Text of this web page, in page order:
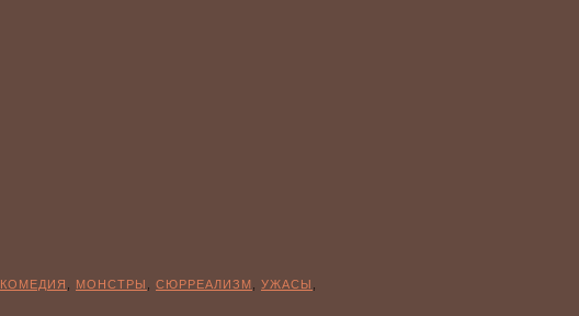
КОМЕДИЯ МОНСТРЫ СЮРРЕАЛИЗМ УЖАСЫ